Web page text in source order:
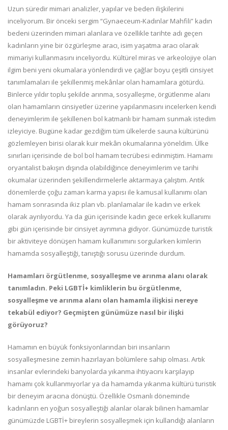
Uzun süredir mimari analizler, yapılar ve beden ilişkilerini
inceliyorum. Bir önceki sergim “Gynaeceum-Kadınlar Mahfili” kadın
bedeni üzerinden mimari alanlara ve özellikle tarihte adı geçen
kadınların yine bir özgürleşme aracı, isim yaşatma aracı olarak
mimariyi kullanmasını inceliyordu. Kültürel miras ve arkeolojiye olan
ilgim beni yeni okumalara yönlendirdi ve çağlar boyu çeşitli cinsiyet
tanımlamaları ile şekillenmiş mekânlar olan hamamlara götürdü.
Binlerce yıldır toplu şekilde arınma, sosyalleşme, örgütlenme alanı
olan hamamların cinsiyetler üzerine yapılanmasını incelerken kendi
deneyimlerim ile şekillenen bol katmanlı bir hamam sunmak istedim
izleyiciye. Bugüne kadar gezdiğim tüm ülkelerde sauna kültürünü
gözlemleyen birisi olarak kuir mekân okumalarına yöneldim. Ülke
sınırları içerisinde de bol bol hamam tecrübesi edinmiştim. Hamamı
oryantalist bakışın dışında olabildiğince deneyimlerim ve tarihi
okumalar üzerinden şekillendirmelerle aktarmaya çalıştım. Antik
dönemlerde çoğu zaman karma yapısı ile kamusal kullanımı olan
hamam sonrasında ikiz plan vb. planlamalar ile kadın ve erkek
olarak ayrılıyordu. Ya da gün içerisinde kadın gece erkek kullanımı
gibi gün içerisinde bir cinsiyet ayrımına gidiyor. Günümüzde turistik
bir aktiviteye dönüşen hamam kullanımını sorgularken kimlerin
hamamda sosyalleştiği, tanıştığı sorusu üzerinde durdum.
Hamamları örgütlenme, sosyalleşme ve arınma alanı olarak
tanımladın. Peki LGBTİ+ kimliklerin bu örgütlenme,
sosyalleşme ve arınma alanı olan hamamla ilişkisi nereye
tekabül ediyor? Geçmişten günümüze nasıl bir ilişki
görüyoruz?
Hamamın en büyük fonksiyonlarından biri insanların
sosyalleşmesine zemin hazırlayan bölümlere sahip olması. Artık
insanlar evlerindeki banyolarda yıkanma ihtiyacını karşılayıp
hamamı çok kullanmıyorlar ya da hamamda yıkanma kültürü turistik
bir deneyim aracına dönüştü. Özellikle Osmanlı döneminde
kadınların en yoğun sosyalleştiği alanlar olarak bilinen hamamlar
günümüzde LGBTİ+ bireylerin sosyalleşmek için kullandığı alanların